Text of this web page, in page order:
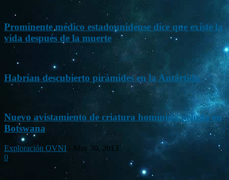
Prominente médico estadounidense dice que existe la
vida después de la muerte
Habrían descubierto pirámides en la Antártida
Nuevo avistamiento de criatura homínida peluda en
Botswana
Exploración OVNI - May 30, 2013
0